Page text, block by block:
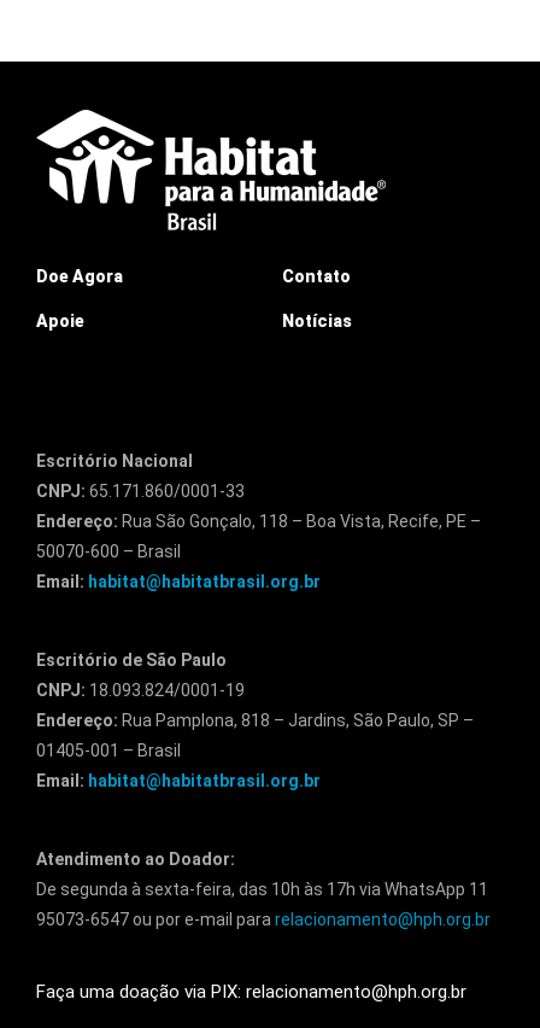
Doe Agora
Apoie
Contato
Notícias
Escritório Nacional
CNPJ: 65.171.860/0001-33
Endereço: Rua São Gonçalo, 118 – Boa Vista, Recife, PE –
50070-600 – Brasil
Email: habitat@habitatbrasil.org.br
Escritório de São Paulo
CNPJ: 18.093.824/0001-19
Endereço: Rua Pamplona, 818 – Jardins, São Paulo, SP –
01405-001 – Brasil
Email: habitat@habitatbrasil.org.br
Atendimento ao Doador:
De segunda à sexta-feira, das 10h às 17h via WhatsApp 11
95073-6547 ou por e-mail para relacionamento@hph.org.br
Faça uma doação via PIX: relacionamento@hph.org.br